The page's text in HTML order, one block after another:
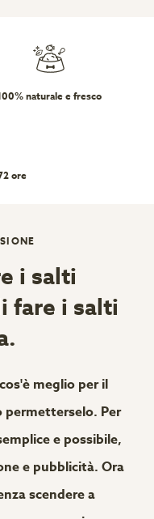
naturale e fresco
ore
i salti
fare i salti
meglio per il
permetterselo. Per
e possibile,
e pubblicità. Ora
scendere a